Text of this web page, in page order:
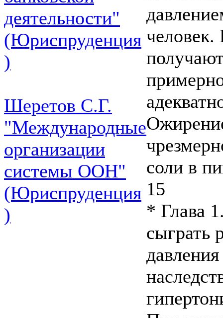
деятельности"
(Юриспруденция
)
Шеретов С.Г.
"Международные
организации
системы ООН"
(Юриспруденция
)
человек.
соли в
15
* Глава
сыграть